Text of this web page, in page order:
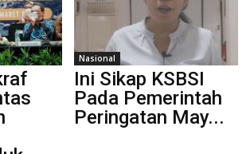
Nasional
Ini Sikap KSBSI
Pada Pemerintah
Peringatan May...